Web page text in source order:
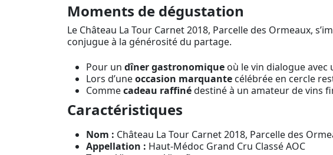
Moments de dégustation
Le Château La Tour Carnet 2018, Parcelle des Ormeaux,
conjugue à la générosité du partage.
Pour un dîner gastronomique où le vin dialogue avec
Lors d’uneoccasion marquante célébrée en cercle
Commecadeau raffinédestiné à un amateur de vins
Caractéristiques
Nom : Château La Tour Carnet 2018, Parcelle des
Appellation : Haut-Médoc Grand Cru Classé AOC